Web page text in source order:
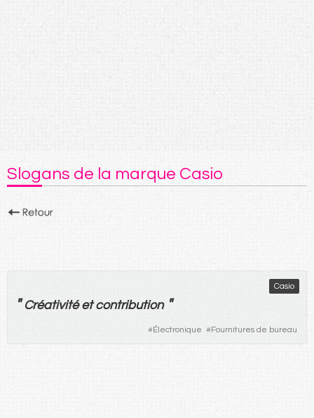
Slogans de la marque Casio
Casio
" Créativité et contribution "
#Électronique #Fournitures de bureau